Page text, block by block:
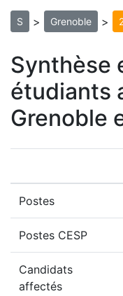
S > Grenoble >
Synthèse
étudiants
Grenoble
Postes
Postes CESP
Candidats
affectés